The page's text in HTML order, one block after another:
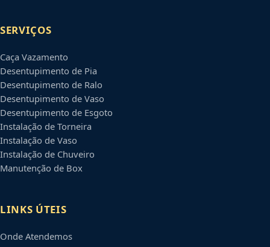
SERVIÇOS
Caça Vazamento
Desentupimento de Pia
Desentupimento de Ralo
Desentupimento de Vaso
Desentupimento de Esgoto
Instalação de Torneira
Instalação de Vaso
Instalação de Chuveiro
Manutenção de Box
LINKS ÚTEIS
Onde Atendemos